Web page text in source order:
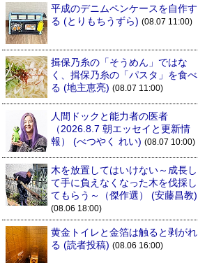
平成のデニムペンケースを自作す
る (とりもちうずら) (08.07 11:00)
揖保乃糸の「そうめん」ではな
く、揖保乃糸の「パスタ」を食べ
る (地主恵亮) (08.07 11:00)
人間ドックと能力者の医者
（2026.8.7 朝エッセイと更新情
報）
(べつやく れい) (08.07 10:00)
木を放置してはいけない～成長し
て手に負えなくなった木を伐採し
てもらう～（傑作選）
(安藤昌教)
(08.06 18:00)
黄金トイレと金箔は触ると剥がれ
る (読者投稿) (08.06 16:00)